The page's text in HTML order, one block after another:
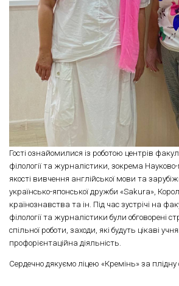
Гості ознайомилися із роботою центрів
філології та журналістики, зокрема
якості вивчення англійської мови та
українсько-японської дружби «Sakura»,
країнознавства та ін. Під час зустрічі на
філології та журналістики були обговорені
спільної роботи, заходи, які будуть цікаві
профорієнтаційна діяльність.
Сердечно дякуємо ліцею «Кремінь» за